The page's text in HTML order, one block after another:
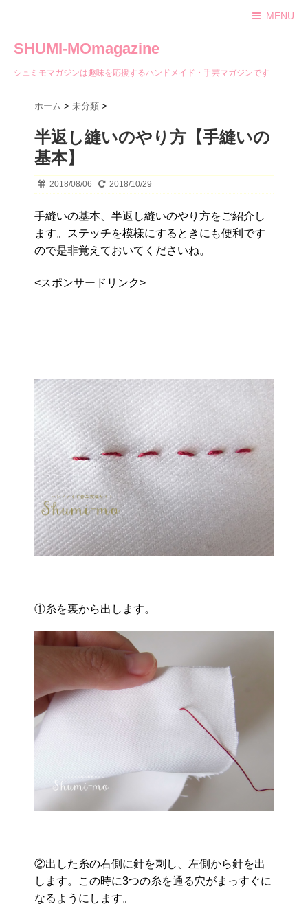
MENU
SHUMI-MOmagazine
シュミモマガジンは趣味を応援するハンドメイド・手芸マガジンです
ホーム > 未分類 >
半返し縫いのやり方【手縫いの
基本】
2018/08/06 2018/10/29
手縫いの基本、半返し縫いのやり方をご紹介し
ます。ステッチを模様にするときにも便利です
ので是非覚えておいてくださいね。
<スポンサードリンク>
①糸を裏から出します。
②出した糸の右側に針を刺し、左側から針を出
します。この時に3つの糸を通る穴がまっすぐに
なるようにします。